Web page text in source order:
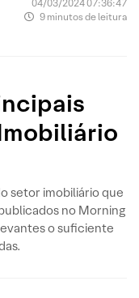
04/03/2024 07:36:47
9 minutos de leitura
setor imobiliário que
no Morning
o suficiente